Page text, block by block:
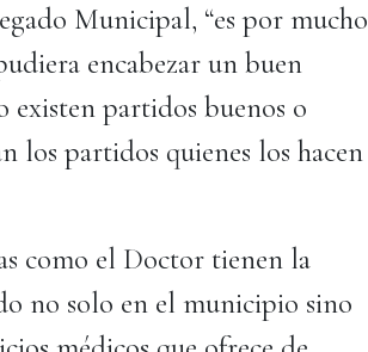
Municipal, “es por mucho
encabezar un buen
partidos buenos o
los partidos quienes los hacen
como el Doctor tienen la
no solo en el municipio sino